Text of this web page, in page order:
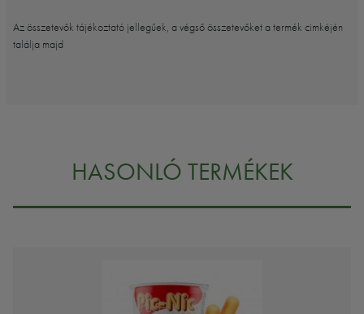
Az összetevők tájékoztató jellegűek, a végső összetevőket a termék cimkéjén
találja majd
HASONLÓ TERMÉKEK